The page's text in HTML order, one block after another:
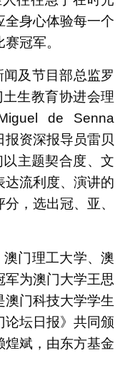
全身心体验每一个
冠军。
及节目部总监罗
生教育协进会理
de Senna
资深报导员雷贝
主题契合度、文
达流利度、演讲的
，选出冠、亚、
门理工大学、澳
军为澳门大学王思
门科技大学学生
论坛日报》共同颁
煌斌，由东方基金